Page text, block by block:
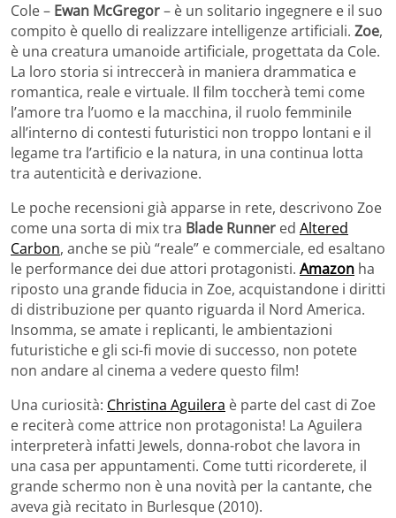
Cole – Ewan McGregor– è un solitario ingegnere e il suo
compito è quello di realizzare intelligenze artificiali. Zoe,
è una creatura umanoide artificiale, progettata da Cole.
La loro storia si intreccerà in maniera drammatica e
romantica, reale e virtuale. Il film toccherà temi come
l’amore tra l’uomo e la macchina, il ruolo femminile
all’interno di contesti futuristici non troppo lontani e il
legame tra l’artificio e la natura, in una continua lotta
tra autenticità e derivazione.
Le poche recensioni già apparse in rete, descrivono Zoe
come una sorta di mix tra Blade Runner ed Altered
Carbon, anche se più “reale” e commerciale, ed esaltano
le performance dei due attori protagonisti. Amazon ha
riposto una grande fiducia in Zoe, acquistandone i diritti
di distribuzione per quanto riguarda il Nord America.
Insomma, se amate i replicanti, le ambientazioni
futuristiche e gli sci-fi movie di successo, non potete
non andare al cinema a vedere questo film!
Una curiosità: Christina Aguilera è parte del cast di Zoe
e reciterà come attrice non protagonista! La Aguilera
interpreterà infatti Jewels, donna-robot che lavora in
una casa per appuntamenti. Come tutti ricorderete, il
grande schermo non è una novità per la cantante, che
aveva già recitato in Burlesque (2010).